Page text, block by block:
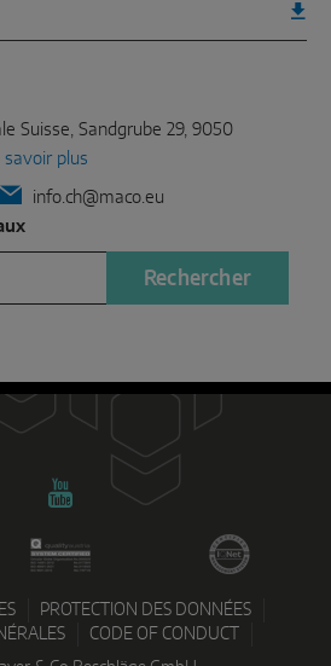
Suisse, Sandgrube 29, 9050
savoir plus
info.ch@maco.eu
Rechercher
PROTECTION DES DONNÉES
CODE OF CONDUCT